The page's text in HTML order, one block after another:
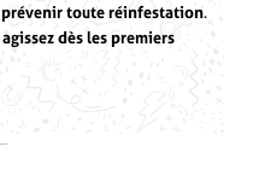
prévenir toute réinfestation.
agissez dès les premiers